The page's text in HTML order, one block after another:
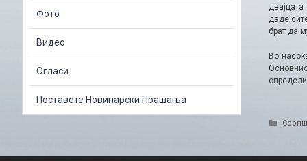
даде
брат да
Во
Фото
Видео
Огласи
Поставете Новинарски Прашања